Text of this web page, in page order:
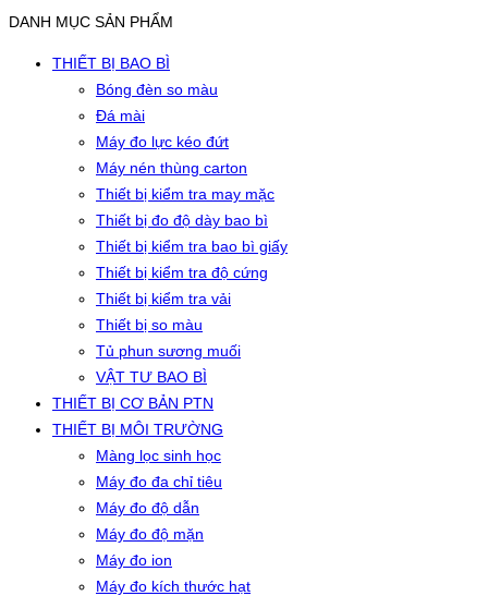
DANH MỤC SẢN PHẨM
THIẾT BỊ BAO BÌ
Bóng đèn so màu
Đá mài
Máy đo lực kéo đứt
Máy nén thùng carton
Thiết bị kiểm tra may mặc
Thiết bị đo độ dày bao bì
Thiết bị kiểm tra bao bì giấy
Thiết bị kiểm tra độ cứng
Thiết bị kiểm tra vải
Thiết bị so màu
Tủ phun sương muối
VẬT TƯ BAO BÌ
THIẾT BỊ CƠ BẢN PTN
THIẾT BỊ MÔI TRƯỜNG
Màng lọc sinh học
Máy đo đa chỉ tiêu
Máy đo độ dẫn
Máy đo độ mặn
Máy đo ion
Máy đo kích thước hạt